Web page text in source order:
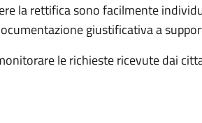
la rettifica sono facilmente
giustificativa a
le richieste ricevute dai